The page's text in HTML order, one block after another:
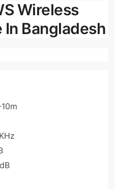
Wireless
In Bangladesh